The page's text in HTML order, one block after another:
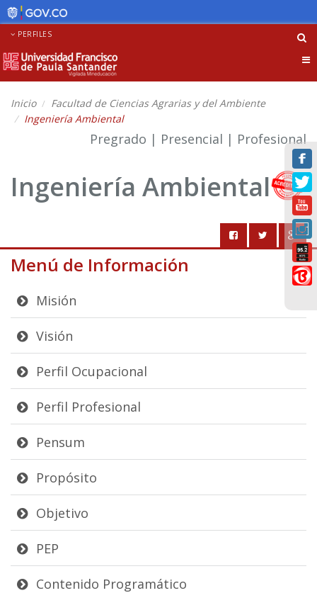
PERFILES
Inicio
Facultad de Ciencias Agrarias y del Ambiente
Ingeniería Ambiental
Pregrado | Presencial | Profesional
Ingeniería Ambiental
Menú de Información
Misión
Visión
Perfil Ocupacional
Perfil Profesional
Pensum
Propósito
Objetivo
PEP
Contenido Programático